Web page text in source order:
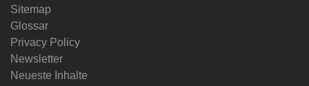
Sitemap
Glossar
Privacy Policy
Newsletter
Neueste Inhalte